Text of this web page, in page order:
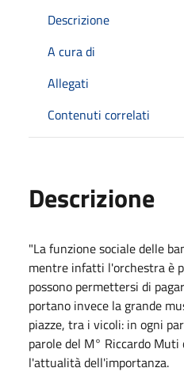
Descrizione
A cura di
Allegati
Contenuti correlati
Descrizione
"La funzione sociale delle
mentre infatti l'orchestra è
possono permettersi di
portano invece la grande
piazze, tra i vicoli: in ogni
parole del M° Riccardo
l'attualità dell'importanza.